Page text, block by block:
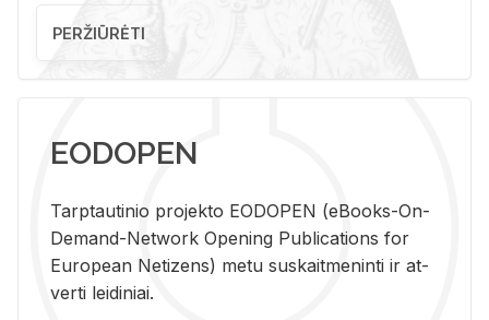
PERŽIŪRĖTI
EODOPEN
Tarp­tau­ti­nio pro­jek­to EO­DO­PEN (eBo­oks-On-
De­mand-Ne­twork Ope­ning Pub­li­ca­tions for
Eu­ro­pe­an Ne­ti­zens) metu su­skait­me­nin­ti ir at­
ver­ti lei­di­niai.